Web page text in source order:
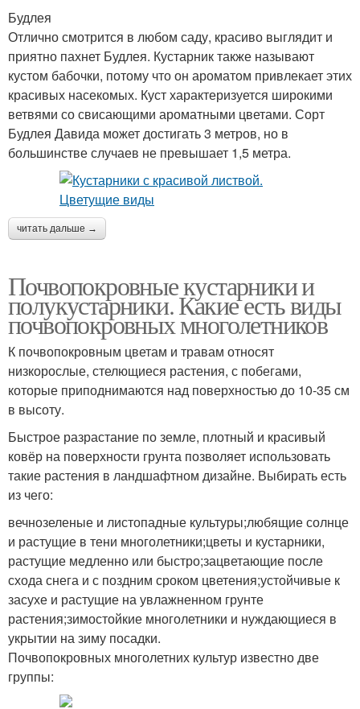
Бордюрные кустарники Ползучие кустарники
Кустарник с желтыми
цветами
Будлея
Отлично смотрится в любом саду, красиво выглядит и
приятно пахнет Будлея. Кустарник также называют
кустом бабочки, потому что он ароматом привлекает этих
красивых насекомых. Куст характеризуется широкими
ветвями со свисающими ароматными цветами. Сорт
Будлея Давида может достигать 3 метров, но в
большинстве случаев не превышает 1,5 метра.
читать дальше →
Почвопокровные кустарники и
полукустарники. Какие есть виды
почвопокровных многолетников
К почвопокровным цветам и травам относят
низкорослые, стелющиеся растения, с побегами,
которые приподнимаются над поверхностью до 10-35 см
в высоту.
Быстрое разрастание по земле, плотный и красивый
ковёр на поверхности грунта позволяет использовать
такие растения в ландшафтном дизайне. Выбирать есть
из чего:
вечнозеленые и листопадные культуры;любящие солнце
и растущие в тени многолетники;цветы и кустарники,
растущие медленно или быстро;зацветающие после
схода снега и с поздним сроком цветения;устойчивые к
засухе и растущие на увлажненном грунте
растения;зимостойкие многолетники и нуждающиеся в
укрытии на зиму посадки.
Почвопокровных многолетних культур известно две
группы: